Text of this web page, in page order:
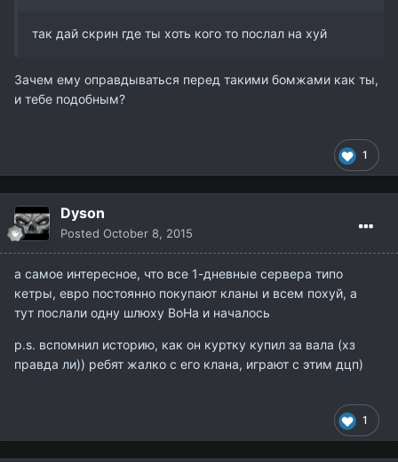
так дай скрин где ты хоть кого то послал на хуй
Зачем ему оправдываться перед такими бомжами как ты,
и тебе подобным?
1
Dyson
Posted October 8, 2015
а самое интересное, что все 1-дневные сервера типо
кетры, евро постоянно покупают кланы и всем похуй, а
тут послали одну шлюху ВоНа и началось
p.s. вспомнил историю, как он куртку купил за вала (хз
правда ли)) ребят жалко с его клана, играют с этим дцп)
1